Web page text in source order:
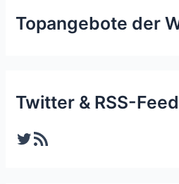
Topangebote der
Twitter & RSS-Feed
Twitter RSS-Feed